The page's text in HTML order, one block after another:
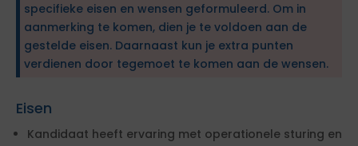
specifieke eisen en wensen geformuleerd. Om in
aanmerking te komen, dien je te voldoen aan de
gestelde eisen. Daarnaast kun je extra punten
verdienen door tegemoet te komen aan de wensen.
Eisen
Kandidaat heeft ervaring met operationele sturing en